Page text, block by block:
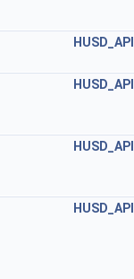
HUSD_API
HUSD_API
HUSD_API
HUSD_API